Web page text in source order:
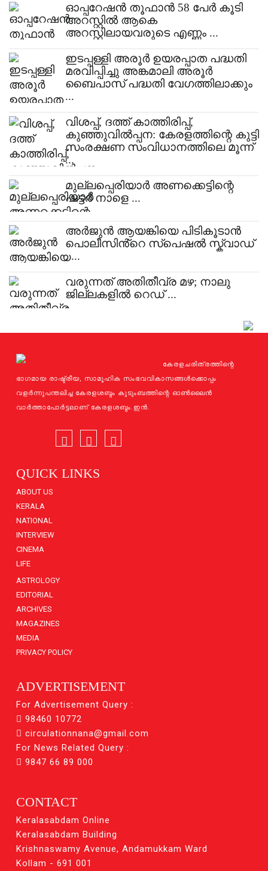
ഓപ്പറേഷന്‍ തൂഫാന്‍ 58 പേര്‍ കൂടി
അറസ്റ്റില്‍ ആകെ
അറസ്റ്റിലായവരുടെ എണ്ണം ...
ഇടപ്പള്ളി അരൂർ ഉയരപ്പാത പദ്ധതി
മരവിപ്പിച്ചു അങ്കമാലി അരൂർ
ബൈപാസ് പദ്ധതി വേഗത്തിലാക്കും
...
വിശപ്പ്, ദത്ത് കാത്തിരിപ്പ്,
കുഞ്ഞുവിൽപ്പന: കേരളത്തിന്റെ കുട്ടി
സംരക്ഷണ സംവിധാനത്തിലെ മൂന്ന്
...
മുല്ലപ്പെരിയാർ അണക്കെട്ടിന്റെ
ഷട്ടർ നാളെ ...
അർജുൻ ആയങ്കിയെ പിടികൂടാൻ
പൊലീസിൻ്റെ സ്പെഷൽ സ്ക്വാഡ്
. ...
വരുന്നത് അതിതീവ്ര മഴ; നാലു
ജില്ലകളിൽ റെഡ് ...
കേരളചരിത്രത്തിന്റെ
ഭാഗമായ രാഷ്ട്രീയ, സാമൂഹിക സംഭവവികാസങ്ങള്‍ക്കൊപ്പം
വളര്‍ന്നുപന്തലിച്ച കേരളശബ്ദം കുടുംബത്തിന്റെ ഓണ്‍ലൈന്‍
വാര്‍ത്താപോര്‍ട്ടലാണ് കേരളശബ്ദം.ഇന്‍.
QUICK LINKS
ABOUT US
KERALA
NATIONAL
INTERVIEW
CINEMA
LIFE
ASTROLOGY
EDITORIAL
ARCHIVES
MAGAZINES
MEDIA
PRIVACY POLICY
ADVERTISEMENT
For Advertisement Query :
98460 10772
circulationnana@gmail.com
For News Related Query :
9847 66 89 000
CONTACT
Keralasabdam Online
Keralasabdam Building
Krishnaswamy Avenue, Andamukkam Ward
Kollam - 691 001